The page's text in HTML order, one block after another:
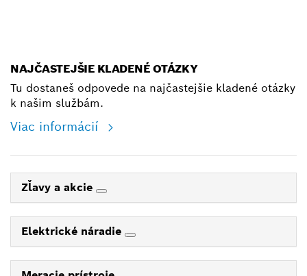
NAJČASTEJŠIE KLADENÉ OTÁZKY
Tu dostaneš odpovede na najčastejšie kladené otázky
k našim službám.
Viac informácií
Zľavy a akcie
Elektrické náradie